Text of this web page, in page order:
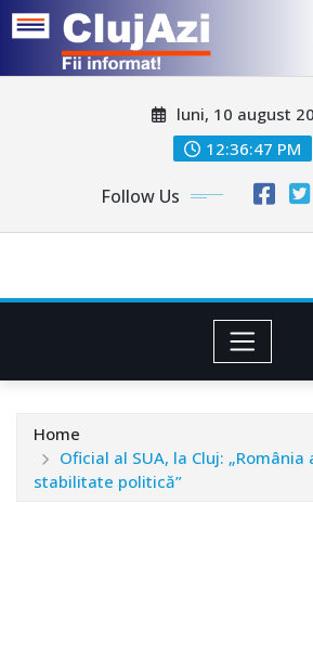
luni, 10 august
12:36:49 PM
Follow Us
Home
Oficial al SUA, la Cluj: „România
stabilitate politică”